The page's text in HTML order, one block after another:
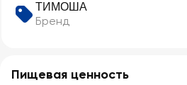
ТИМОША
Бренд
Пищевая ценность